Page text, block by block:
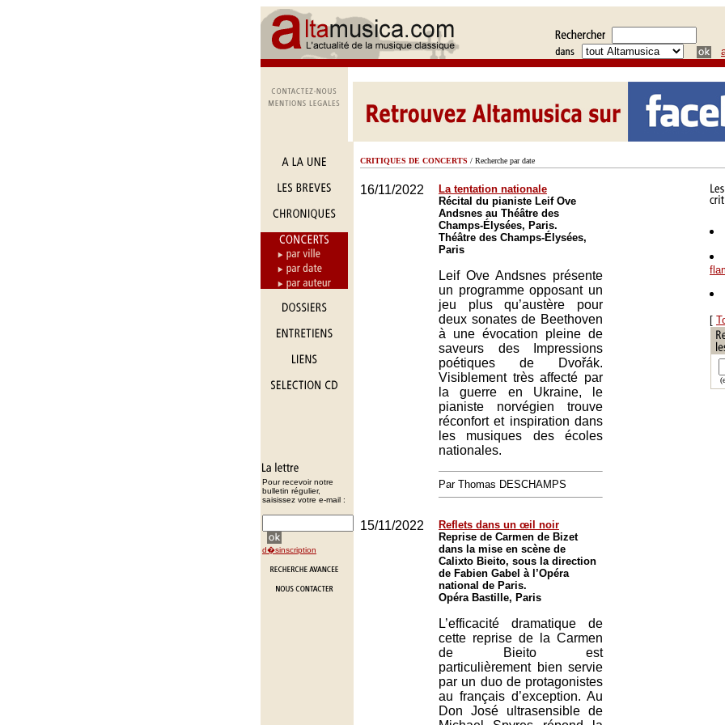
Pour recevoir notre
bulletin régulier,
saisissez votre e-mail :
d�sinscription
CRITIQUES DE CONCERTS / Recherche par date
16/11/2022
La tentation nationale
Récital du pianiste Leif Ove
Andsnes au Théâtre des
Champs-Élysées, Paris.
Théâtre des Champs-Élysées,
Paris
Leif Ove Andsnes présente
un programme opposant un
jeu plus qu’austère pour
deux sonates de Beethoven
à une évocation pleine de
saveurs des Impressions
poétiques de Dvořák.
Visiblement très affecté par
la guerre en Ukraine, le
pianiste norvégien trouve
réconfort et inspiration dans
les musiques des écoles
nationales.
Par Thomas DESCHAMPS
15/11/2022
Reflets dans un œil noir
Reprise de Carmen de Bizet
dans la mise en scène de
Calixto Bieito, sous la direction
de Fabien Gabel à l’Opéra
national de Paris.
Opéra Bastille, Paris
L’efficacité dramatique de
cette reprise de la Carmen
de Bieito est
particulièrement bien servie
par un duo de protagonistes
au français d’exception. Au
Don José ultrasensible de
[